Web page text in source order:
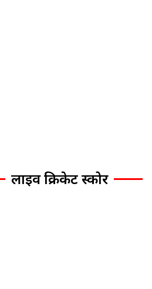
लाइव क्रिकेट स्कोर